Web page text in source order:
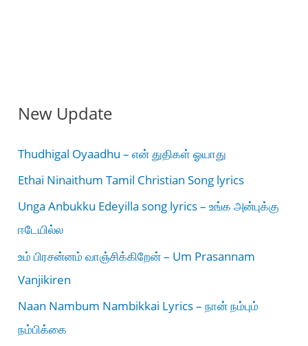
New Update
Thudhigal Oyaadhu – என் துதிகள் ஓயாது
Ethai Ninaithum Tamil Christian Song lyrics
Unga Anbukku Edeyilla song lyrics – உங்க அன்புக்கு
ஈடேயில்ல
உம் பிரசன்னம் வாஞ்சிக்கிறேன் – Um Prasannam
Vanjikiren
Naan Nambum Nambikkai Lyrics – நான் நம்பும்
நம்பிக்கை